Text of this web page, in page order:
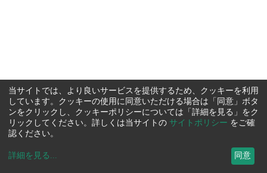
当サイトでは、より良いサービスを提供するため、クッキーを利用
しています。クッキーの使用に同意いただける場合は「同意」ボタ
ンをクリックし、クッキーポリシーについては「詳細を見る」をク
リックしてください。詳しくは当サイトの サイトポリシー をご確
認ください。
詳細を見る ... 同意